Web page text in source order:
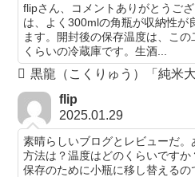
flipさん、コメントありがとうご
は、よく300mlの角瓶が収納性が
ます。開封後の保存温度は、こ
くらいの冷蔵庫です。生酒...
黒龍（こくりゅう）「純米
flip
2025.01.29
素晴らしいブログとレビューだ
方法は？温度はどのくらいです
保存のために小瓶に移し替えるの